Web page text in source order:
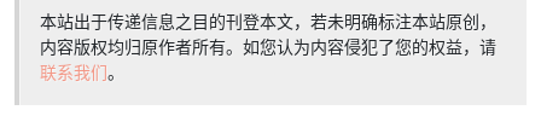
本站出于传递信息之目的刊登本文，若未明确标注本站原创，
内容版权均归原作者所有。如您认为内容侵犯了您的权益，请
联系我们。